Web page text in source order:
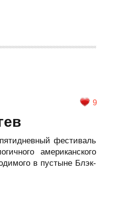
9
фестиваль
американского
в пустыне Блэк-